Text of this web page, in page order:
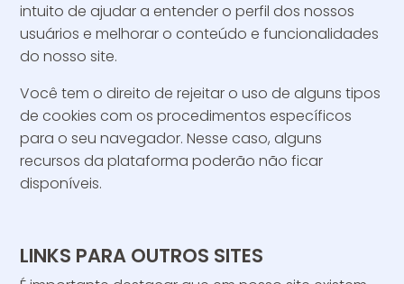
intuito de ajudar a entender o perfil dos nossos
usuários e melhorar o conteúdo e funcionalidades
do nosso site.
Você tem o direito de rejeitar o uso de alguns tipos
de cookies com os procedimentos específicos
para o seu navegador. Nesse caso, alguns
recursos da plataforma poderão não ficar
disponíveis.
LINKS PARA OUTROS SITES